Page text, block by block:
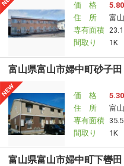
価 格
住 所
富
専有面積
間取り
1K
富山県富山市婦中町砂子田
価 格
住 所
富
専有面積
間取り
1K
富山県富山市婦中町下轡田